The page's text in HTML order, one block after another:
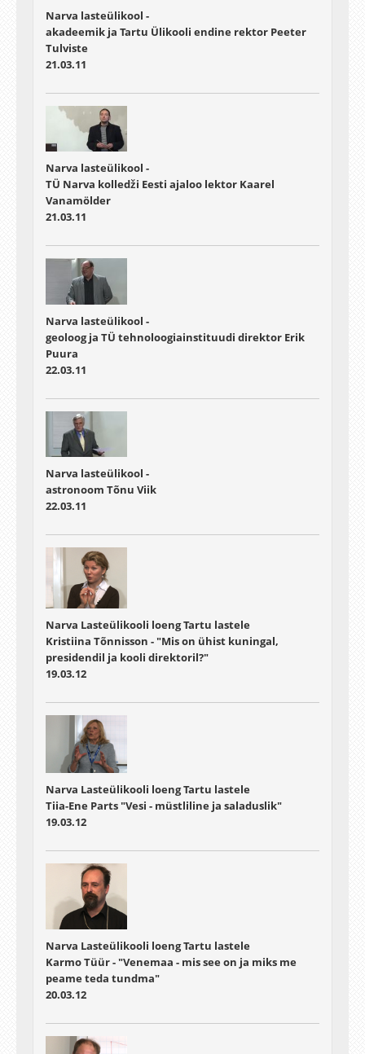
Narva lasteülikool -
akadeemik ja Tartu Ülikooli endine rektor Peeter
Tulviste
21.03.11
Narva lasteülikool -
TÜ Narva kolledži Eesti ajaloo lektor Kaarel
Vanamölder
21.03.11
Narva lasteülikool -
geoloog ja TÜ tehnoloogiainstituudi direktor Erik
Puura
22.03.11
Narva lasteülikool -
astronoom Tõnu Viik
22.03.11
Narva Lasteülikooli loeng Tartu lastele
Kristiina Tõnnisson - "Mis on ühist kuningal,
presidendil ja kooli direktoril?"
19.03.12
Narva Lasteülikooli loeng Tartu lastele
Tiia-Ene Parts "Vesi - müstliline ja saladuslik"
19.03.12
Narva Lasteülikooli loeng Tartu lastele
Karmo Tüür - "Venemaa - mis see on ja miks me
peame teda tundma"
20.03.12